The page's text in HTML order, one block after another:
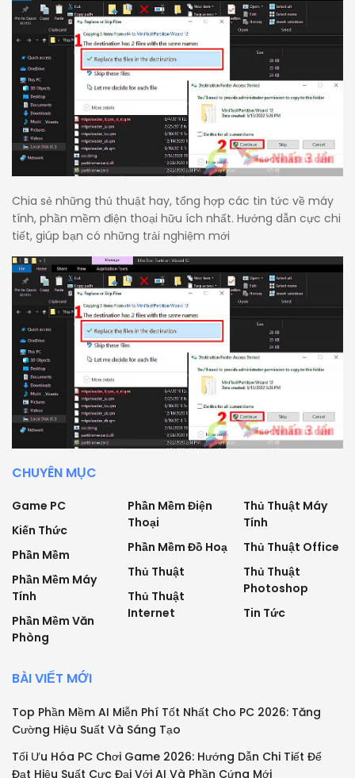
Chia sẻ những thủ thuật hay, tổng hợp các tin tức về máy
tính, phần mềm điện thoại hữu ích nhất. Hướng dẫn cực chi
tiết, giúp bạn có những trải nghiệm mới
CHUYÊN MỤC
Game PC
Kiến Thức
Phần Mềm
Phần Mềm Máy
Tính
Phần Mềm Văn
Phòng
Phần Mềm Điện
Thoại
Phần Mềm Đồ Hoạ
Thủ Thuật
Thủ Thuật
Internet
Thủ Thuật Máy
Tính
Thủ Thuật Office
Thủ Thuật
Photoshop
Tin Tức
BÀI VIẾT MỚI
Top Phần Mềm AI Miễn Phí Tốt Nhất Cho PC 2026: Tăng
Cường Hiệu Suất Và Sáng Tạo
Tối Ưu Hóa PC Chơi Game 2026: Hướng Dẫn Chi Tiết Để
Đạt Hiệu Suất Cực Đại Với AI Và Phần Cứng Mới